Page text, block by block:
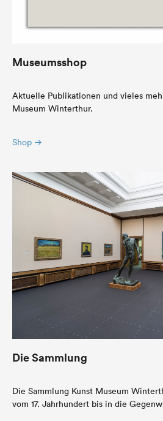
Museumsshop
Aktuelle Publikationen und vieles
Museum Winterthur.
Shop
Die Sammlung
Die Sammlung Kunst Museum
vom 17. Jahrhundert bis in die